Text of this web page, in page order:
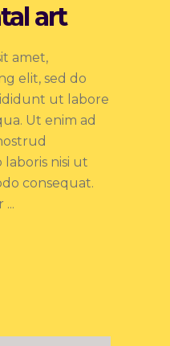
art
amet,
elit, sed do
ut labore
Ut enim ad
nisi ut
consequat.